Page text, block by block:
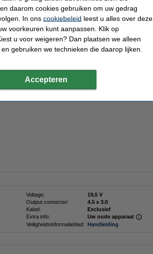
Voltage:
19,5 V
Output connector:
4.5 x 3.0
Kabel:
Exclusief
Extra info:
Uw oude apparaat
Veiligheidsinformatieblad: Handleiding
daarom cookies gebruiken om uw gedrag
In ons cookiebeleid leest u alles over deze
voorkeuren kunt aanpassen. Klik op
u voor weigeren? Dan plaatsen we alleen
gebruiken we technieken die daarop lijken.
Accepteren